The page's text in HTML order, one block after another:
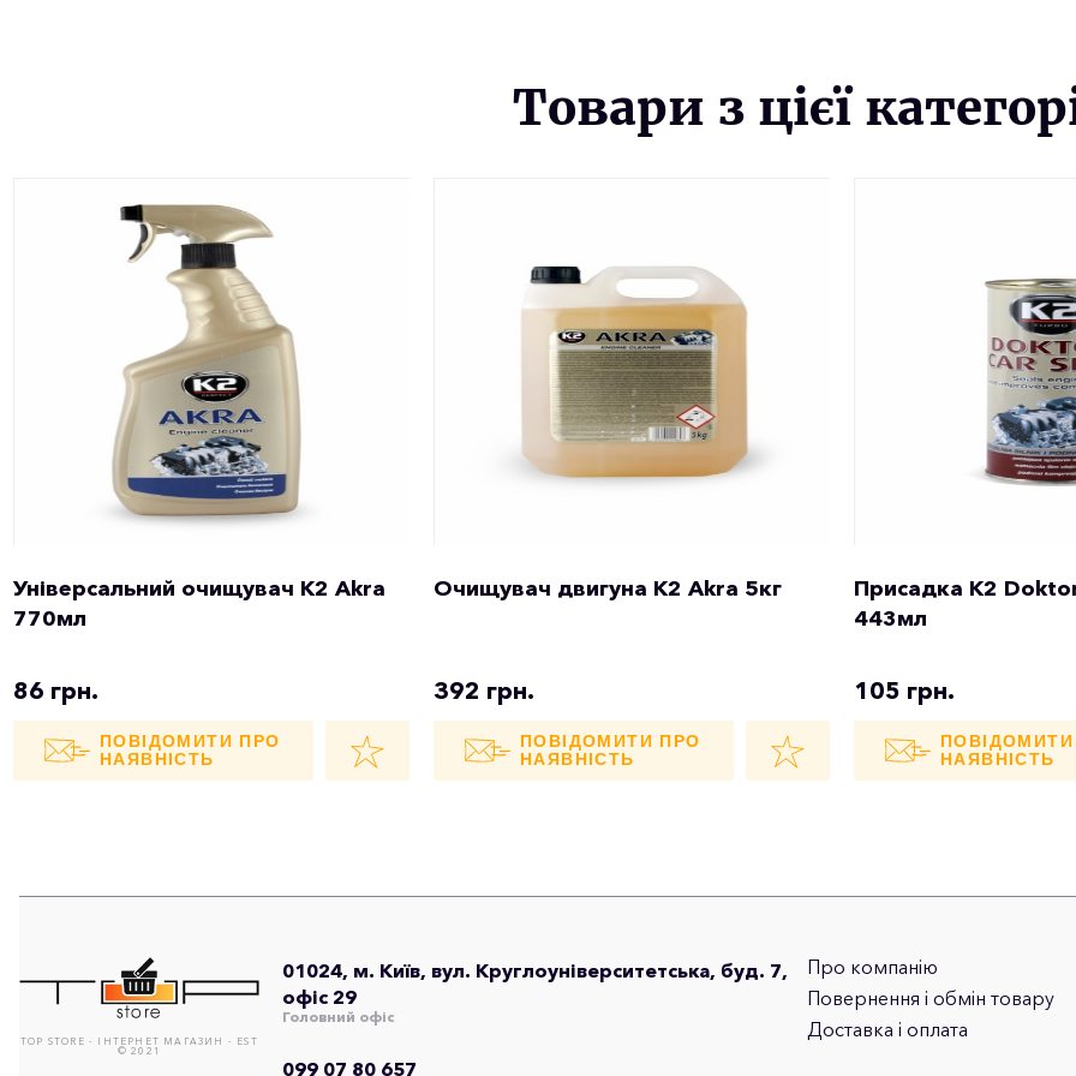
Товари з цієї
Універсальний очищувач K2 Akra
770мл
86 грн.
ПОВІДОМИТИ ПРО
НАЯВНІСТЬ
Очищувач двигуна K2 Akra 5кг
392 грн.
ПОВІДОМИТИ ПРО
НАЯВНІСТЬ
Присадка K2
443мл
105 грн.
НАЯВНІСТЬ
TOP STORE - ІНТЕРНЕТ МАГАЗИН - EST
© 2021
01024, м. Київ, вул. Круглоуніверситетська, буд. 7,
офіс 29
Головний офіс
099 07 80 657
Про компанію
Повернення і обмін товару
Доставка і оплата